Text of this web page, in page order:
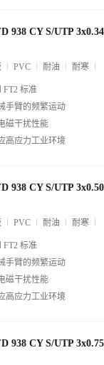
938 CY S/UTP
PVC 耐油 耐寒
FT2 标准
手臂的频繁运动
磁干扰性能
高应力工业环境
938 CY S/UTP
PVC 耐油 耐寒
FT2 标准
手臂的频繁运动
磁干扰性能
高应力工业环境
938 CY S/UTP